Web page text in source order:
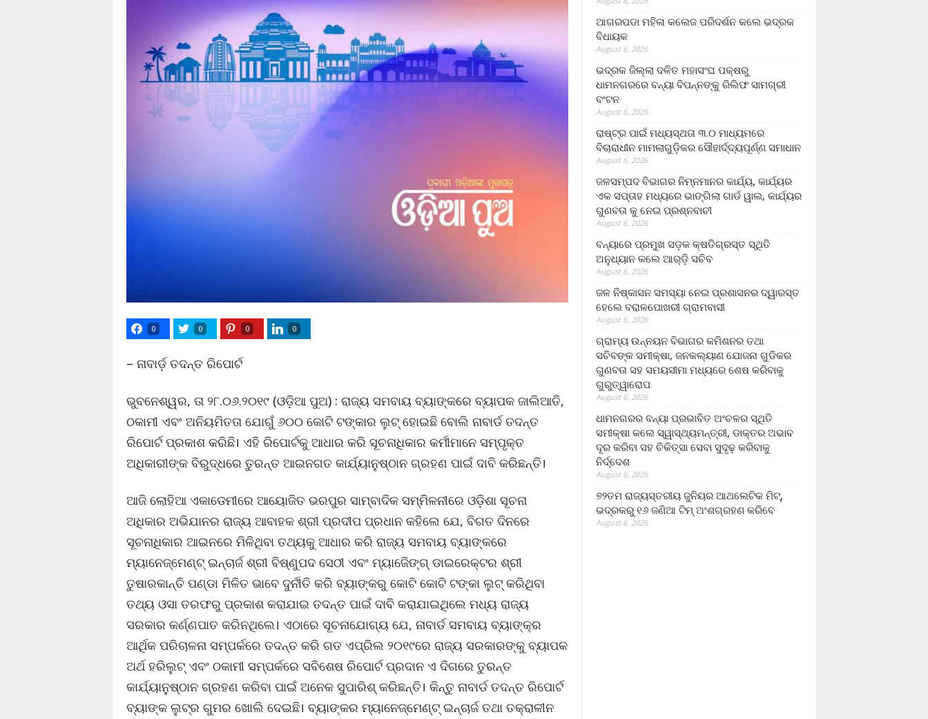
0 0 0 0
– ନାବାର୍ଡ଼ ତଦନ୍ତ ରିପୋର୍ଟ
ଭୁବନେଶ୍ୱର, ତା ୨୮.୦୬.୨୦୧୯ (ଓଡ଼ିଆ ପୁଅ) : ରାଜ୍ୟ ସମବାୟ ବ୍ୟାଙ୍କରେ ବ୍ୟାପକ ଜାଲିଆତି,
ଠକାମୀ ଏବଂ ଅନିୟମିତତା ଯୋଗୁଁ ୬୦୦ କୋଟି ଟଙ୍କାର ଲୁଟ୍ ହୋଇଛି ବୋଲି ନାବାର୍ଡ ତଦନ୍ତ
ରିପୋର୍ଟ ପ୍ରକାଶ କରିଛି। ଏହି ରିପୋର୍ଟକୁ ଆଧାର କରି ସୂଚନାଧିକାର କର୍ମୀମାନେ ସମ୍ପୃକ୍ତ
ଅଧିକାରୀଙ୍କ ବିରୁଦ୍ଧରେ ତୁରନ୍ତ ଆଇନଗତ କାର୍ଯ୍ୟାନୁଷ୍ଠାନ ଗ୍ରହଣ ପାଇଁ ଦାବି କରିଛନ୍ତି।
ଆଜି ଲୋହିଆ ଏକାଡେମୀରେ ଆୟୋଜିତ ଭରପୁର ସାମ୍ବାଦିକ ସମ୍ମିଳନୀରେ ଓଡ଼ିଶା ସୂଚନା
ଅଧିକାର ଅଭିଯାନର ରାଜ୍ୟ ଆବାହକ ଶ୍ରୀ ପ୍ରଦୀପ ପ୍ରଧାନ କହିଲେ ଯେ, ବିଗତ ଦିନରେ
ସୂଚନାଧିକାର ଆଇନରେ ମିଳିଥିବା ତଥ୍ୟକୁ ଆଧାର କରି ରାଜ୍ୟ ସମବାୟ ବ୍ୟାଙ୍କରେ
ମ୍ୟାନେଜ୍ମେଣ୍ଟ୍ ଇନ୍ଚାର୍ଜ ଶ୍ରୀ ବିଷ୍ଣୁପଦ ସେଠୀ ଏବଂ ମ୍ୟାଜେିଙ୍ଗ୍ ଡାଇରେକ୍ଟର ଶ୍ରୀ
ତୁଷାରକାନ୍ତି ପଣ୍ଡା ମିଳିତ ଭାବେ ଦୁର୍ନୀତି କରି ବ୍ୟାଙ୍କରୁ କୋଟି କୋଟି ଟଙ୍କା ଲୁଟ୍ କରିଥିବା
ତଥ୍ୟ ଓସା ତରଫରୁ ପ୍ରକାଶ କରାଯାଇ ତଦନ୍ତ ପାଇଁ ଦାବି କରାଯାଇଥିଲେ ମଧ୍ୟ ରାଜ୍ୟ
ସରକାର କର୍ଣ୍ଣପାତ କରିନଥିଲେ। ଏଠାରେ ସୂଚନାଯୋଗ୍ୟ ଯେ, ନାବାର୍ଡ ସମବାୟ ବ୍ୟାଙ୍କ୍ର
ଆର୍ଥିକ ପରିଚାଳନା ସମ୍ପର୍କରେ ତଦନ୍ତ କରି ଗତ ଏପ୍ରିଲ ୨୦୧୯ରେ ରାଜ୍ୟ ସରକାରଙ୍କୁ ବ୍ୟାପକ
ଅର୍ଥ ହରିଲୁଟ୍ ଏବଂ ଠକାମୀ ସମ୍ପର୍କରେ ସବିଶେଷ ରିପୋର୍ଟ ପ୍ରଦାନ ଏ ଦିଗରେ ତୁରନ୍ତ
କାର୍ଯ୍ୟାନୁଷ୍ଠାନ ଗ୍ରହଣ କରିବା ପାଇଁ ଅନେକ ସୁପାରିଶ୍ କରିଛନ୍ତି। କିନ୍ତୁ ନାବାର୍ଡ ତଦନ୍ତ ରିପୋର୍ଟ
ବ୍ୟାଙ୍କ ଲୁଟ୍ର ଗୁମର ଖୋଲି ଦେଇଛି। ବ୍ୟାଙ୍କର ମ୍ୟାନେଜ୍ମେଣ୍ଟ୍ ଇନ୍ଚାର୍ଜ ତଥା ତକ୍ରାଳୀନ
ଆଗରପଡା ମହିଳା କଲେଜ ପରିଦର୍ଶନ କଲେ ଭଦ୍ରକ
ବିଧାୟକ
August 6, 2026
ଭଦ୍ରକ ଜିଲ୍ଲା ଦଳିତ ମହାସଂଘ ପକ୍ଷରୁ
ଧାମନଗରରେ ବନ୍ୟା ବିପନ୍ନଙ୍କୁ ରିଲିଫ ସାମଗ୍ରୀ
ବଂଟନ
August 6, 2026
ରାଷ୍ଟ୍ର ପାଇଁ ମଧ୍ୟସ୍ଥତା ୩.୦ ମାଧ୍ୟମରେ
ବିଚାରାଧୀନ ମାମଲାଗୁଡ଼ିକର ସୌହାର୍ଦ୍ଦ୍ୟପୂର୍ଣ୍ଣ ସମାଧାନ
August 6, 2026
ଜଳସମ୍ପଦ ବିଭାଗର ନିମ୍ନମାନର କାର୍ଯ୍ୟ, କାର୍ଯ୍ୟର
ଏକ ସପ୍ତାହ ମଧ୍ୟରେ ଭାଙ୍ଗିଲା ଗାର୍ଡ ୱାଲ, କାର୍ଯ୍ୟର
ଗୁଣବତା କୁ ନେଇ ପ୍ରଶ୍ନବାଚୀ
August 6, 2026
ବନ୍ୟାରେ ପ୍ରମୁଖ ସଡ଼କ କ୍ଷତିଗ୍ରସ୍ତ ସ୍ଥିତି
ଅନୁଧ୍ୟାନ କଲେ ଆର୍‌ଡ଼ି ସଚିବ
August 6, 2026
ଜଳ ନିଷ୍କାସନ ସମସ୍ୟା ନେଇ ପ୍ରଶାସନର ଦ୍ୱାରସ୍ତ
ହେଲେ ବରାଳପୋଖରୀ ଗ୍ରାମବାସୀ
August 6, 2026
ଗ୍ରାମ୍ୟ ଉନ୍ନୟନ ବିଭାଗର କମିଶନର ତଥା
ସଚିବଙ୍କ ସମୀକ୍ଷା, ଜନକଲ୍ୟାଣ ଯୋଜନା ଗୁଡିକର
ଗୁଣବତା ସହ ସମୟସୀମା ମଧ୍ୟରେ ଶେଷ କରିବାକୁ
ଗୁରୁତ୍ୱାରୋପ
August 6, 2026
ଧାମନଗରର ବନ୍ୟା ପ୍ରଭାବିତ ଅଂଚଳର ସ୍ଥିତି
ସମୀକ୍ଷା କଲେ ସ୍ୱାସ୍ଥ୍ୟମନ୍ତ୍ରୀ, ଡାକ୍ତର ଅଭାବ
ଦୂର କରିବା ସହ ଚିକିତ୍ସା ସେବା ସୁଦୃଢ଼ କରିବାକୁ
ନିର୍ଦ୍ଦେଶ
August 6, 2026
୭୨ତମ ରାଜ୍ୟସ୍ତରୀୟ ଜୁନିୟର ଆଥଲେଟିକ ମିଟ୍‌,
ଭଦ୍ରକରୁ ୧୬ ଜଣିଆ ଟିମ୍ ଅଂଶଗ୍ରହଣ କରିବେ
August 6, 2026